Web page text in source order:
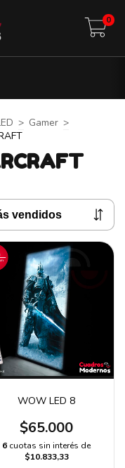
0
> Gamer >
WOW LED 8
$65.000
6 cuotas sin interés de
$10.833,33